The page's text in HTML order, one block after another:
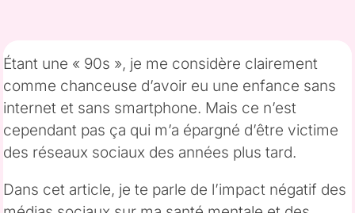
Étant une « 90s », je me considère clairement
comme chanceuse d’avoir eu une enfance sans
internet et sans smartphone. Mais ce n’est
cependant pas ça qui m’a épargné d’être victime
des réseaux sociaux des années plus tard.
Dans cet article, je te parle de l’impact négatif des